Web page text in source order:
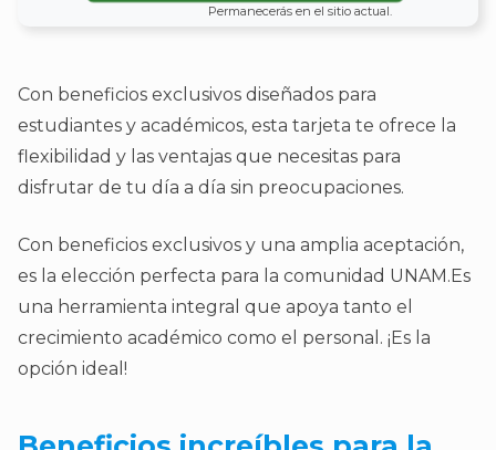
Permanecerás en el sitio actual.
Con beneficios exclusivos diseñados para
estudiantes y académicos, esta tarjeta te ofrece la
flexibilidad y las ventajas que necesitas para
disfrutar de tu día a día sin preocupaciones.
Con beneficios exclusivos y una amplia aceptación,
es la elección perfecta para la comunidad UNAM.Es
una herramienta integral que apoya tanto el
crecimiento académico como el personal. ¡Es la
opción ideal!